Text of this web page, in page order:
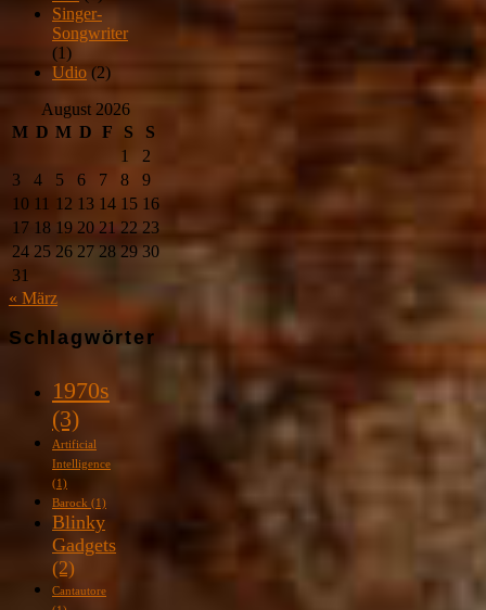
Singer-
Songwriter
(1)
Udio (2)
August 2026
M D M D F S
S
1
2
3
4 5 6 7 8
9
10 11 12 13 14 15 16
17 18 19 20 21 22 23
24 25 26 27 28 29 30
31
« März
Schlagwörter
1970s
(3)
Artificial
Intelligence
(1)
Barock (1)
Blinky
Gadgets
(2)
Cantautore